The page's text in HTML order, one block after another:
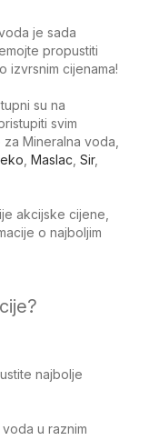
je sada
propustiti
izvrsnim cijenama!
su na
svim
Mineralna voda,
Maslac Sir,
akcijske cijene,
o najboljim
najbolje
u raznim